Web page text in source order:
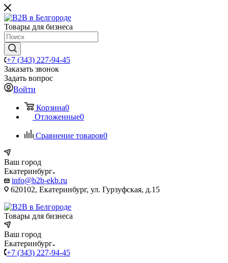
Товары для бизнеса
+7 (343) 227-94-45
Заказать звонок
Задать вопрос
Войти
Корзина0
Отложенные0
Сравнение товаров0
Ваш город
Екатеринбург
info@b2b-ekb.ru
620102, Екатеринбург, ул. Гурзуфская, д.15
Товары для бизнеса
Ваш город
Екатеринбург
+7 (343) 227-94-45